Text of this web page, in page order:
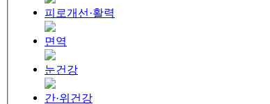
피로개선·활력
면역
눈건강
간·위건강